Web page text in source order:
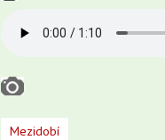
Mezidobí